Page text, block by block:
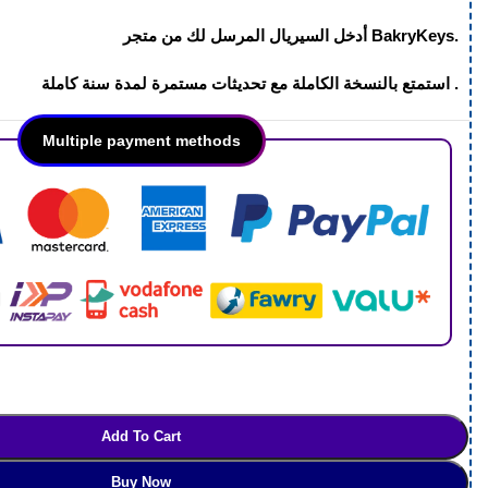
أدخل السيريال المرسل لك من متجر BakryKeys.
استمتع بالنسخة الكاملة مع تحديثات مستمرة لمدة .
Multiple payment methods
Add To Cart
Buy Now